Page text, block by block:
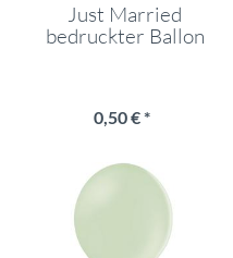
Just Married
bedruckter Ballon
0,50 € *